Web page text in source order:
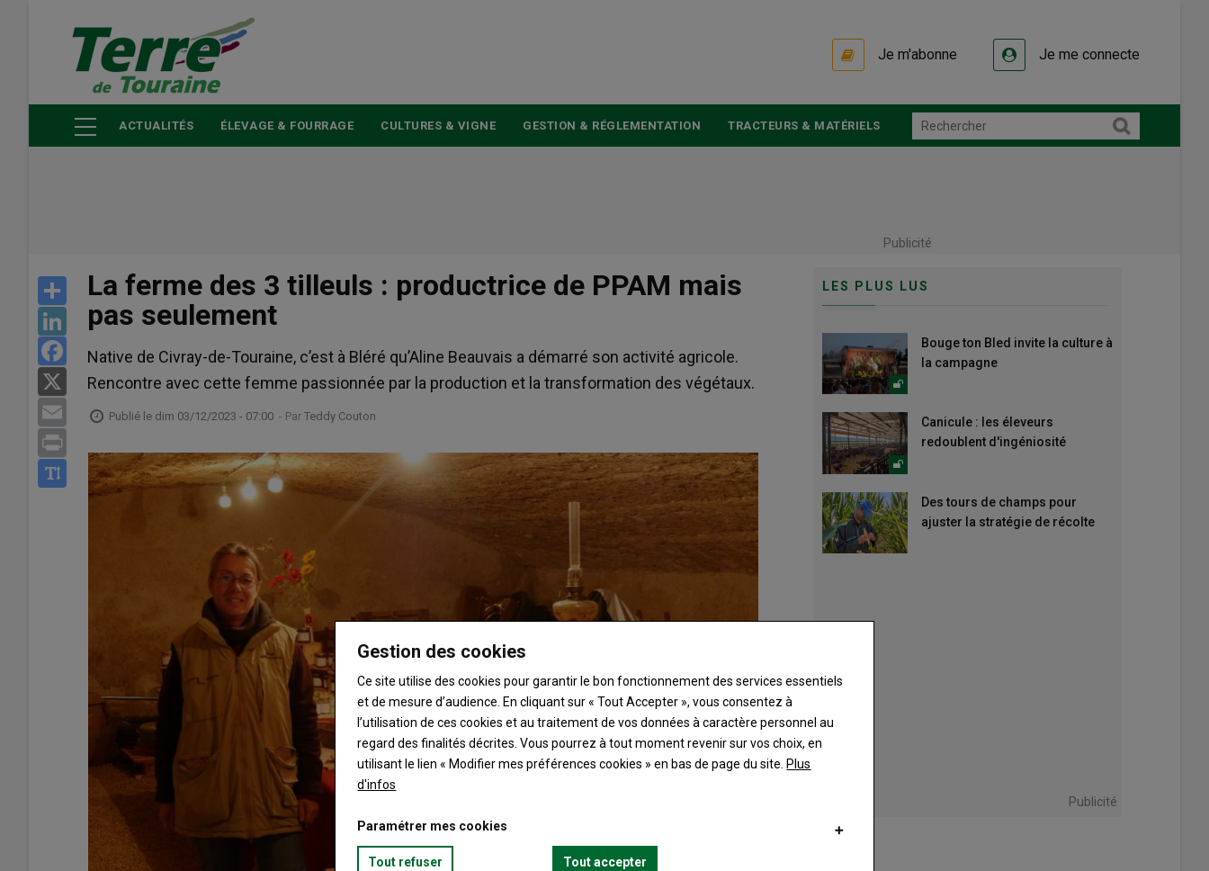
principal
Je m'abonne Je me connecte
ACTUALITÉS ÉLEVAGE & FOURRAGE CULTURES & VIGNE GESTION & RÉGLEMENTATION TRACTEURS & MATÉRIELS
Publicité
Share
LinkedIn
Facebook
Email
La ferme des 3 tilleuls : productrice de PPAM mais
pas seulement
Native de Civray-de-Touraine, c’est à Bléré qu’Aline Beauvais a démarré son activité agricole.
Rencontre avec cette femme passionnée par la production et la transformation des végétaux.
Publié le dim 03/12/2023 - 07:00 - Par Teddy Couton
LES PLUS LUS
Bouge ton Bled invite la culture à
la campagne
Canicule : les éleveurs
redoublent d'ingéniosité
Des tours de champs pour
ajuster la stratégie de récolte
Publicité
Gestion des cookies
Ce site utilise des cookies pour garantir le bon fonctionnement des services essentiels
et de mesure d’audience. En cliquant sur « Tout Accepter », vous consentez à
l’utilisation de ces cookies et au traitement de vos données à caractère personnel au
regard des finalités décrites. Vous pourrez à tout moment revenir sur vos choix, en
utilisant le lien « Modifier mes préférences cookies » en bas de page du site. Plus
d'infos
Paramétrer mes cookies
Tout refuser Tout accepter